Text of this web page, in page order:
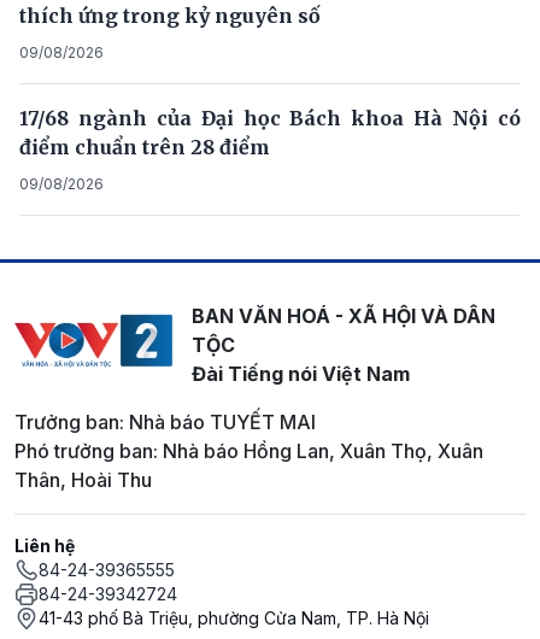
thích ứng trong kỷ nguyên số
09/08/2026
17/68 ngành của Đại học Bách khoa Hà Nội có
điểm chuẩn trên 28 điểm
09/08/2026
BAN VĂN HOÁ - XÃ HỘI VÀ DÂN
TỘC
Đài Tiếng nói Việt Nam
Trưởng ban: Nhà báo TUYẾT MAI
Phó trưởng ban: Nhà báo Hồng Lan, Xuân Thọ, Xuân
Thân, Hoài Thu
Liên hệ
84-24-39365555
84-24-39342724
41-43 phố Bà Triệu, phường Cửa Nam, TP. Hà Nội